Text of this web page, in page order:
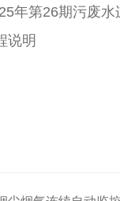
年第26期污废
说明